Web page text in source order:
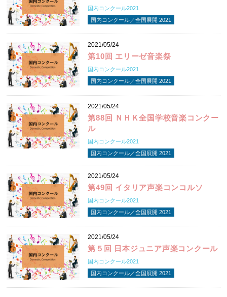
国内コンクール2021
国内コンクール／全国展開 2021
2021/05/24
第10回 エリーゼ音楽祭
国内コンクール2021
国内コンクール／全国展開 2021
2021/05/24
第88回 ＮＨＫ全国学校音楽コンクー
ル
国内コンクール2021
国内コンクール／全国展開 2021
2021/05/24
第49回 イタリア声楽コンコルソ
国内コンクール2021
国内コンクール／全国展開 2021
2021/05/24
第５回 日本ジュニア声楽コンクール
国内コンクール2021
国内コンクール／全国展開 2021